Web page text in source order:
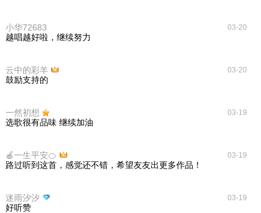
小华72683 03-20
越唱越好啦，继续努力
云中的彩羊 03-20
鼓励支持的
一然初想 03-19
选歌很有品味 继续加油
🍎一生平安🍊 03-19
路过听到这首，感觉还不错，希望友友出更多作品！
迷雨汐汐 03-19
好听赞